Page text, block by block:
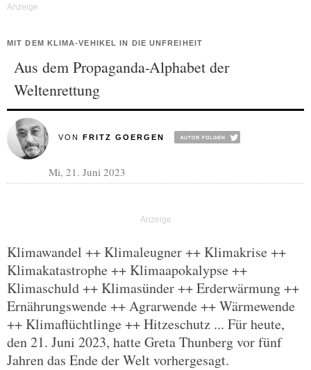
MIT DEM KLIMA-VEHIKEL IN DIE UNFREIHEIT
Aus dem Propaganda-Alphabet der
Weltenrettung
VON FRITZ GOERGEN
Mi, 21. Juni 2023
Klimawandel ++ Klimaleugner ++ Klimakrise ++
Klimakatastrophe ++ Klimaapokalypse ++
Klimaschuld ++ Klimasünder ++ Erderwärmung ++
Ernährungswende ++ Agrarwende ++ Wärmewende
++ Klimaflüchtlinge ++ Hitzeschutz ... Für heute,
den 21. Juni 2023, hatte Greta Thunberg vor fünf
Jahren das Ende der Welt vorhergesagt.